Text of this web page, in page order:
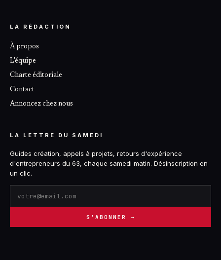
LA RÉDACTION
À propos
L'équipe
Charte éditoriale
Contact
Annoncez chez nous
LA LETTRE DU SAMEDI
Guides création, appels à projets, retours d'expérience
d'entrepreneurs du 63, chaque samedi matin. Désinscription en
un clic.
S'ABONNER →